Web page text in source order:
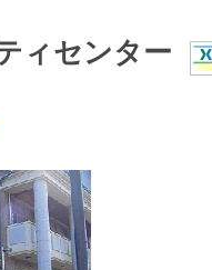
ィセンター